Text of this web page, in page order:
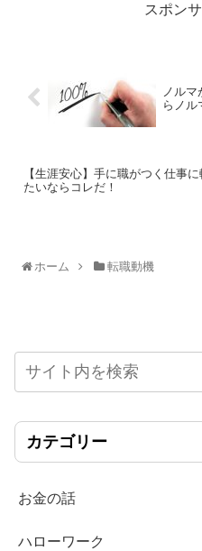
スポン
ノル
らノル
【生涯安心】手に職がつく仕事に
たいならコレだ！
ホーム 転職動機
カテゴリー
お金の話
ハローワーク